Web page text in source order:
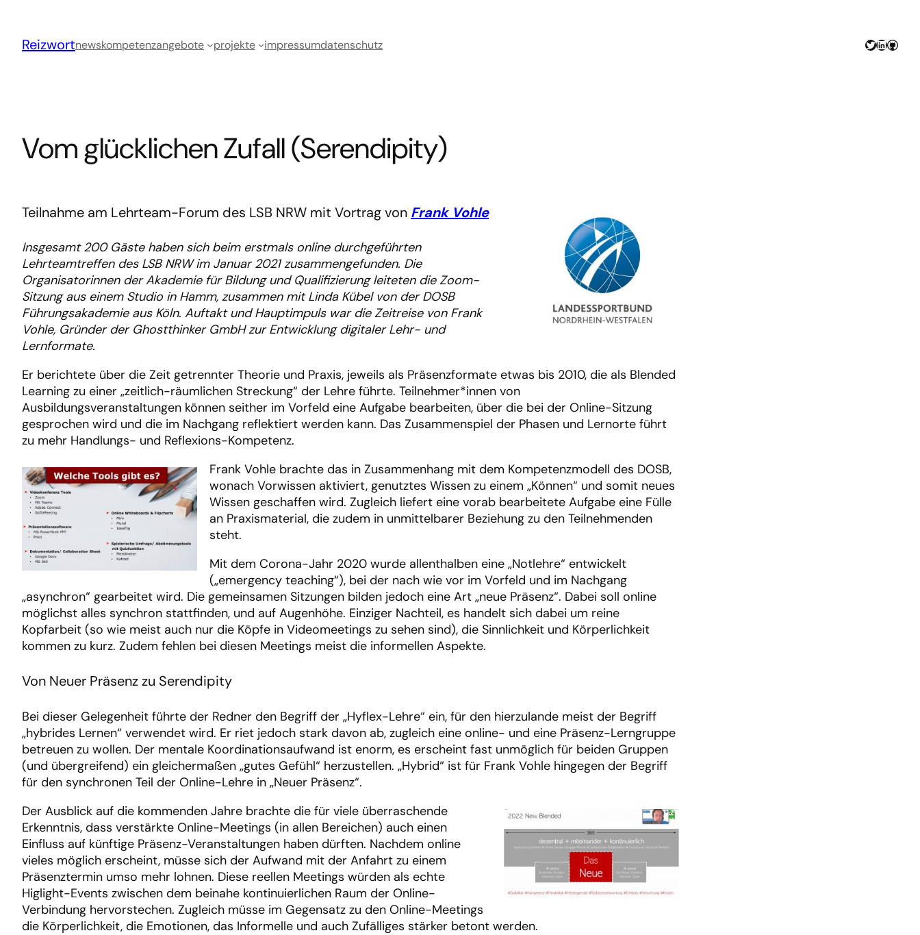
springen
Reizwortnewskompetenzangebote projekte impressumdatenschutz Twitter
LinkedIn
Vom glücklichen Zufall (Serendipity)
Teilnahme am Lehrteam-Forum des LSB NRW mit Vortrag von Frank Vohle
Insgesamt 200 Gäste haben sich beim erstmals online durchgeführten
Lehrteamtreffen des LSB NRW im Januar 2021 zusammengefunden. Die
Organisatorinnen der Akademie für Bildung und Qualifizierung leiteten die Zoom-
Sitzung aus einem Studio in Hamm, zusammen mit Linda Kübel von der DOSB
Führungsakademie aus Köln. Auftakt und Hauptimpuls war die Zeitreise von Frank
Vohle, Gründer der Ghostthinker GmbH zur Entwicklung digitaler Lehr- und
Lernformate.
Er berichtete über die Zeit getrennter Theorie und Praxis, jeweils als Präsenzformate etwas bis 2010, die als Blended
Learning zu einer „zeitlich-räumlichen Streckung“ der Lehre führte. Teilnehmer*innen von
Ausbildungsveranstaltungen können seither im Vorfeld eine Aufgabe bearbeiten, über die bei der Online-Sitzung
gesprochen wird und die im Nachgang reflektiert werden kann. Das Zusammenspiel der Phasen und Lernorte führt
zu mehr Handlungs- und Reflexions-Kompetenz.
Frank Vohle brachte das in Zusammenhang mit dem Kompetenzmodell des DOSB,
wonach Vorwissen aktiviert, genutztes Wissen zu einem „Können“ und somit neues
Wissen geschaffen wird. Zugleich liefert eine vorab bearbeitete Aufgabe eine Fülle
an Praxismaterial, die zudem in unmittelbarer Beziehung zu den Teilnehmenden
steht.
Mit dem Corona-Jahr 2020 wurde allenthalben eine „Notlehre“ entwickelt
(„emergency teaching“), bei der nach wie vor im Vorfeld und im Nachgang
„asynchron“ gearbeitet wird. Die gemeinsamen Sitzungen bilden jedoch eine Art „neue Präsenz“. Dabei soll online
möglichst alles synchron stattfinden, und auf Augenhöhe. Einziger Nachteil, es handelt sich dabei um reine
Kopfarbeit (so wie meist auch nur die Köpfe in Videomeetings zu sehen sind), die Sinnlichkeit und Körperlichkeit
kommen zu kurz. Zudem fehlen bei diesen Meetings meist die informellen Aspekte.
Von Neuer Präsenz zu Serendipity
Bei dieser Gelegenheit führte der Redner den Begriff der „Hyflex-Lehre“ ein, für den hierzulande meist der Begriff
„hybrides Lernen“ verwendet wird. Er riet jedoch stark davon ab, zugleich eine online- und eine Präsenz-Lerngruppe
betreuen zu wollen. Der mentale Koordinationsaufwand ist enorm, es erscheint fast unmöglich für beiden Gruppen
(und übergreifend) ein gleichermaßen „gutes Gefühl“ herzustellen. „Hybrid“ ist für Frank Vohle hingegen der Begriff
für den synchronen Teil der Online-Lehre in „Neuer Präsenz“.
Der Ausblick auf die kommenden Jahre brachte die für viele überraschende
Erkenntnis, dass verstärkte Online-Meetings (in allen Bereichen) auch einen
Einfluss auf künftige Präsenz-Veranstaltungen haben dürften. Nachdem online
vieles möglich erscheint, müsse sich der Aufwand mit der Anfahrt zu einem
Präsenztermin umso mehr lohnen. Diese reellen Meetings würden als echte
Higlight-Events zwischen dem beinahe kontinuierlichen Raum der Online-
Verbindung hervorstechen. Zugleich müsse im Gegensatz zu den Online-Meetings
die Körperlichkeit, die Emotionen, das Informelle und auch Zufälliges stärker betont werden.